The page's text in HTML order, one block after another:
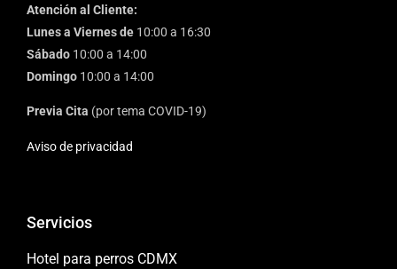
Atención al Cliente:
Lunes a Viernes de 10:00 a 16:30
Sábado 10:00 a 14:00
Domingo 10:00 a 14:00
Previa Cita (por tema COVID-19)
Aviso de privacidad
Servicios
Hotel para perros CDMX